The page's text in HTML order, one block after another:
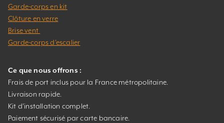
Garde-corps en kit
Clôture en verre
Brise vent
Garde-corps d’escalier
Ce que nous offrons :
Frais de port inclus pour la France métropolitaine.
Livraison rapide.
Kit d’installation complet.
Paiement sécurisé par carte bancaire.